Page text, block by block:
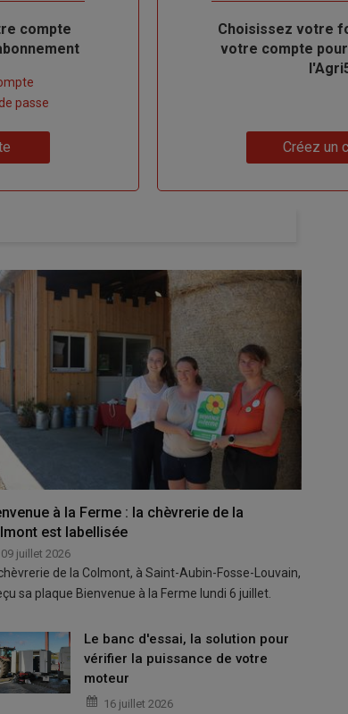
compte
passe
Body
Choisissez votre
votre compte
Créez un
à la Ferme : la chèvrerie de la
est labellisée
09 juillet 2026
de la Colmont, à Saint-Aubin-Fosse-Louvain,
sa plaque Bienvenue à la Ferme lundi 6 juillet.
Le banc d'essai, la solution pour
vérifier la puissance de votre
moteur
16 juillet 2026